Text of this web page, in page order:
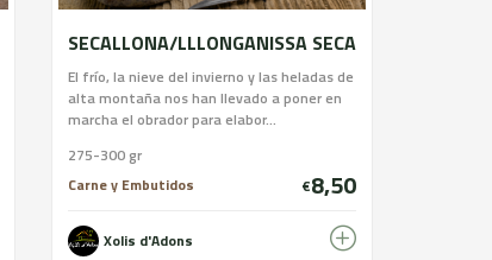
SECALLONA/LLLONGANISSA SECA
El frío, la nieve del invierno y las heladas de
alta montaña nos han llevado a poner en
marcha el obrador para elabor...
275-300 gr
Carne y Embutidos
€8,50
Xolis d'Adons